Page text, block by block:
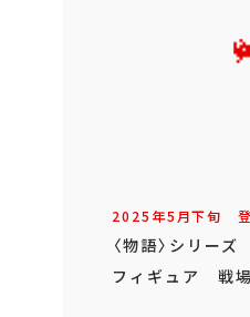
2025年5月下旬
〈物語〉シリ
フィギュア 戦